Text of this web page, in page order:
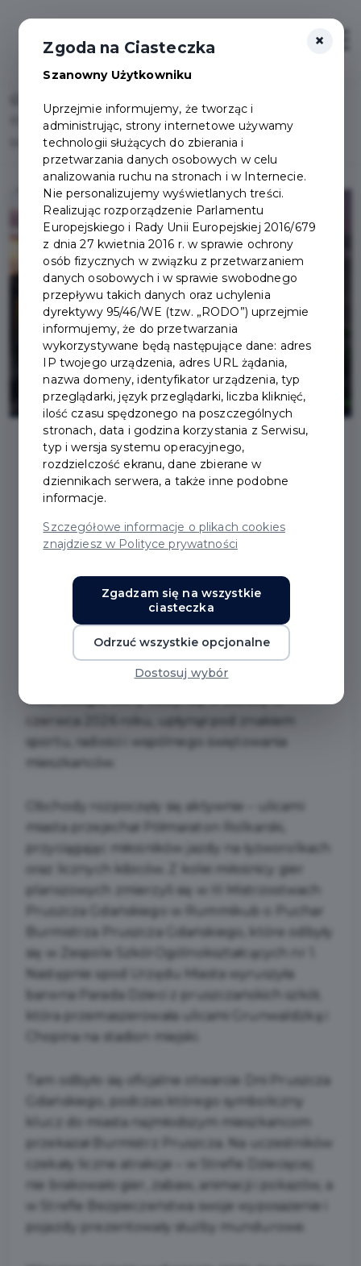
XXXV Dni Pruszcza. Tak było w pierwszym dniu Święta
Miasta
2026-06-15
XXXV DNI PRUSZCZA.
TAK BYŁO W
PIERWSZYM DNIU
ŚWIĘTA MIASTA
Pierwszy dzień XXXV Dni Pruszcza
Gdańskiego, który odbył się w sobotę 13
sportu, radości i wspólnego świętowania
mieszkańców.
Obchody rozpoczęły się aktywnie – ulicami
miasta przejechał Półmaraton Rolkarski,
przyciągając miłośników jazdy na łyżworolkach
oraz licznych kibiców. Z kolei miłośnicy gier
planszowych zmierzyli się w III Mistrzostwach
Pruszcza Gdańskiego w Rummikub o Puchar
Burmistrza Pruszcza Gdańskiego, które odbyły
się w Zespole Szkół Ogólnokształcących nr 1.
Następnie spod Urzędu Miasta wyruszyła
barwna Parada Dzieci z pruszczańskich szkół,
która przemaszerowała ulicami Grunwaldzką i
Chopina na stadion miejski.
Tam odbyło się oficjalne otwarcie Dni Pruszcza
Gdańskiego, podczas którego symboliczny
klucz do miasta najmłodszym mieszkańcom
przekazał Burmistrz Pruszcza. Na uczestników
czekały liczne atrakcje – w Strefie Dziecięcej
nie brakowało gier, zabaw, animacji i pokazów, a
w Strefie Bezpieczeństwa swoje wyposażenie i
pojazdy prezentowały służby mundurowe.
×
Zgoda na Ciasteczka
Szanowny Użytkowniku
Uprzejmie informujemy, że tworząc i
administrując, strony internetowe używamy
technologii służących do zbierania i
przetwarzania danych osobowych w celu
analizowania ruchu na stronach i w Internecie.
Nie personalizujemy wyświetlanych treści.
Realizując rozporządzenie Parlamentu
Europejskiego i Rady Unii Europejskiej 2016/679
z dnia 27 kwietnia 2016 r. w sprawie ochrony
osób fizycznych w związku z przetwarzaniem
danych osobowych i w sprawie swobodnego
przepływu takich danych oraz uchylenia
dyrektywy 95/46/WE (tzw. „RODO”) uprzejmie
informujemy, że do przetwarzania
wykorzystywane będą następujące dane: adres
IP twojego urządzenia, adres URL żądania,
nazwa domeny, identyfikator urządzenia, typ
przeglądarki, język przeglądarki, liczba kliknięć,
ilość czasu spędzonego na poszczególnych
stronach, data i godzina korzystania z Serwisu,
typ i wersja systemu operacyjnego,
rozdzielczość ekranu, dane zbierane w
dziennikach serwera, a także inne podobne
informacje.
Szczegółowe informacje o plikach cookies
znajdziesz w Polityce prywatności
Zgadzam się na wszystkie
ciasteczka
Odrzuć wszystkie opcjonalne
Dostosuj wybór